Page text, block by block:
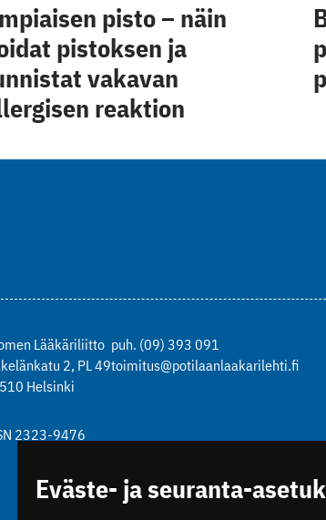
pisto – näin
pistoksen ja
vakavan
reaktion
Lääkäriliitto
2, PL 49
Helsinki
puh. (09) 393 091
toimitus@potilaanlaakarilehti.fi
2323-9476
Eväste- ja seuranta-